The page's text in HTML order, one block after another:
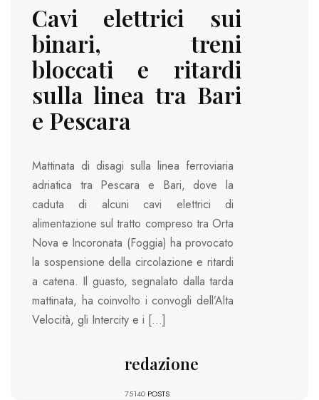
Cavi elettrici sui
binari, treni
bloccati e ritardi
sulla linea tra Bari
e Pescara
Mattinata di disagi sulla linea ferroviaria
adriatica tra Pescara e Bari, dove la
caduta di alcuni cavi elettrici di
alimentazione sul tratto compreso tra Orta
Nova e Incoronata (Foggia) ha provocato
la sospensione della circolazione e ritardi
a catena. Il guasto, segnalato dalla tarda
mattinata, ha coinvolto i convogli dell’Alta
Velocità, gli Intercity e i […]
redazione
75140 POSTS